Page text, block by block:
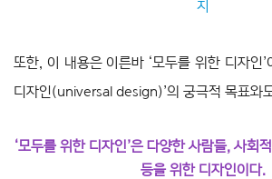
지
또한, 이 내용은 이른바 ‘모두를 위한 디자인’
디자인(universal design)’의 궁극적 목표와
‘모두를 위한 디자인’은 다양한 사람들, 사회
등을 위한 디자인이다.